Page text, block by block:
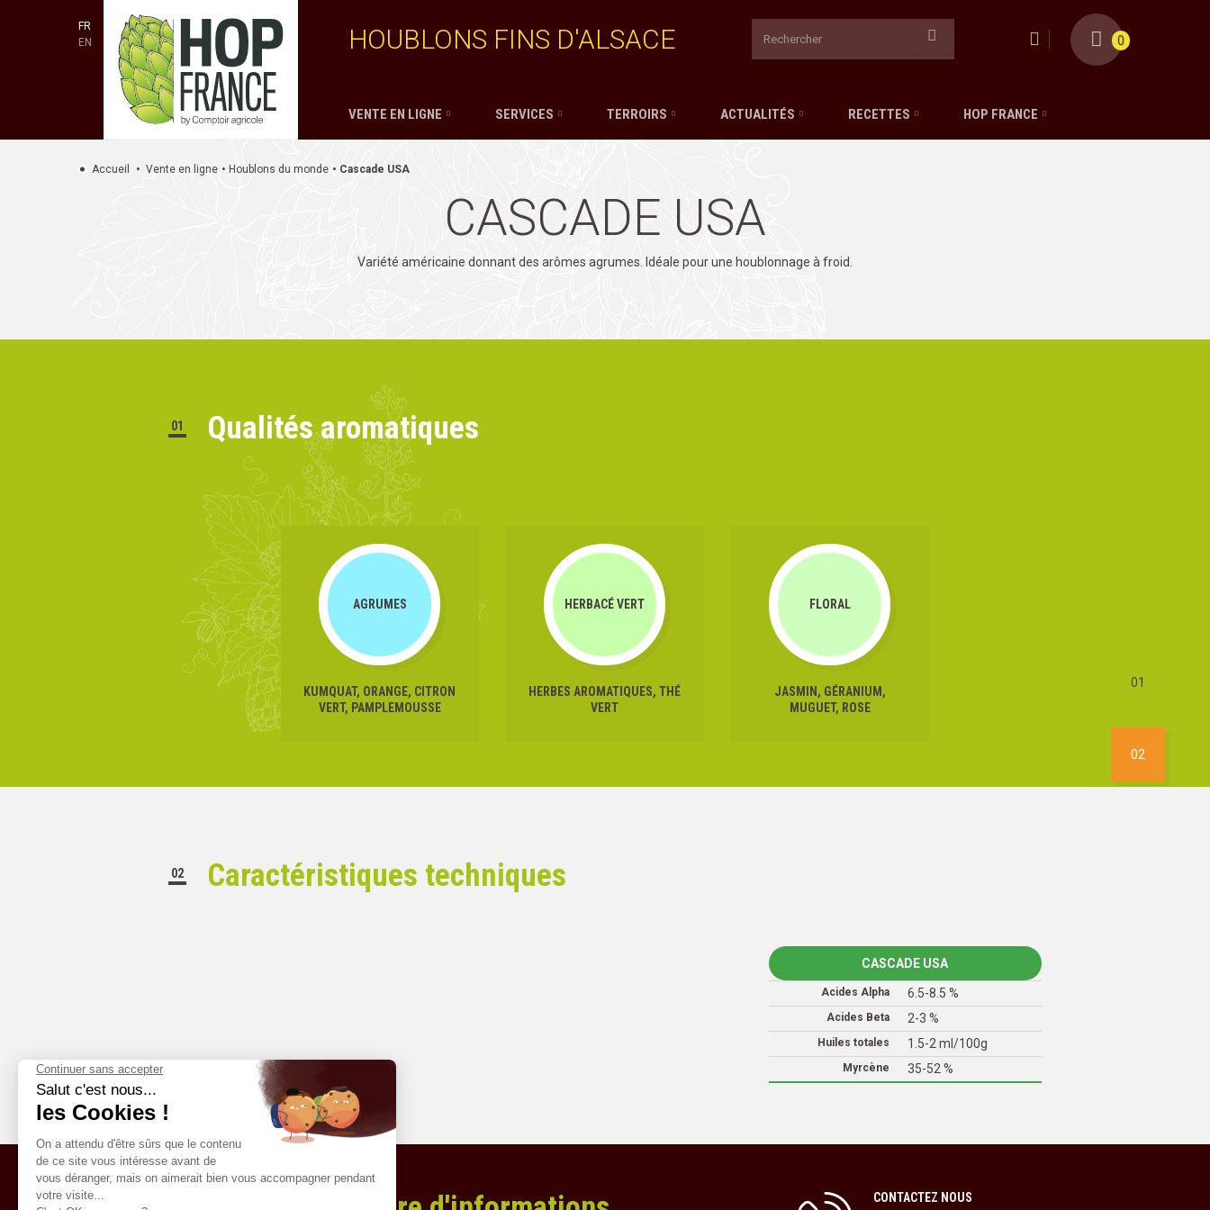
FR
EN
HOUBLONS FINS D'ALSACE 0
VENTE EN LIGNE SERVICES TERROIRS ACTUALITÉS RECETTES HOP FRANCE
01
02
Accueil Vente en ligne Houblons du monde Cascade USA
CASCADE USA
Variété américaine donnant des arômes agrumes. Idéale pour une houblonnage à froid.
01 Qualités aromatiques
AGRUMES
KUMQUAT, ORANGE, CITRON
VERT, PAMPLEMOUSSE
HERBACÉ VERT
HERBES AROMATIQUES, THÉ
VERT
FLORAL
JASMIN, GÉRANIUM,
MUGUET, ROSE
02 Caractéristiques techniques
CASCADE USA
Acides Alpha 6.5-8.5 %
Acides Beta 2-3 %
Huiles totales 1.5-2 ml/100g
Myrcène 35-52 %
PAIEMENT SÉCURISÉ CONTACTEZ NOUS